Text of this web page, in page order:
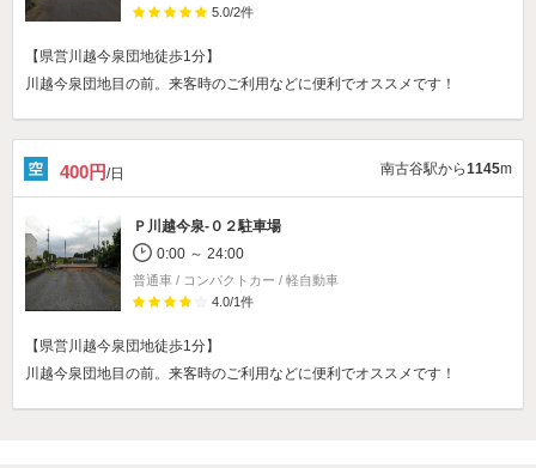
5.0/2件
【県営川越今泉団地徒歩1分】
川越今泉団地目の前。来客時のご利用などに便利でオススメです！
400円/日 南古谷駅から1145m
Ｐ川越今泉-０２駐車場
0:00 ～ 24:00
普通車 / コンパクトカー / 軽自動車
4.0/1件
【県営川越今泉団地徒歩1分】
川越今泉団地目の前。来客時のご利用などに便利でオススメです！